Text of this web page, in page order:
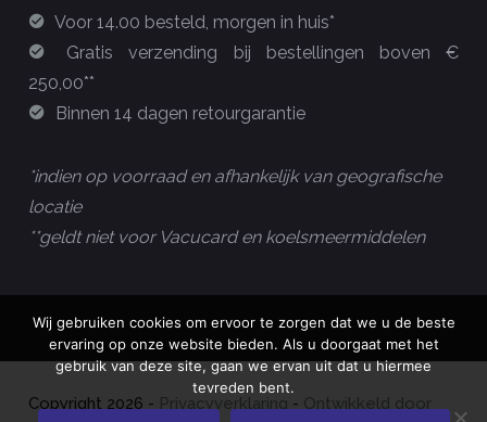
Voor 14.00 besteld, morgen in huis*
Gratis verzending bij bestellingen boven €
250,00**
Binnen 14 dagen retourgarantie
*indien op voorraad en afhankelijk van geografische
locatie
**geldt niet voor Vacucard en koelsmeermiddelen
Copyright 2026 - Privacyverklaring - Ontwikkeld door
Wij gebruiken cookies om ervoor te zorgen dat we u de beste
ervaring op onze website bieden. Als u doorgaat met het
gebruik van deze site, gaan we ervan uit dat u hiermee
tevreden bent.